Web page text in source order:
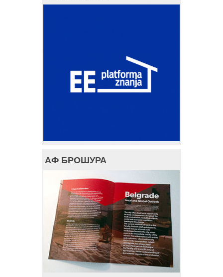
АФ БРОШУРА